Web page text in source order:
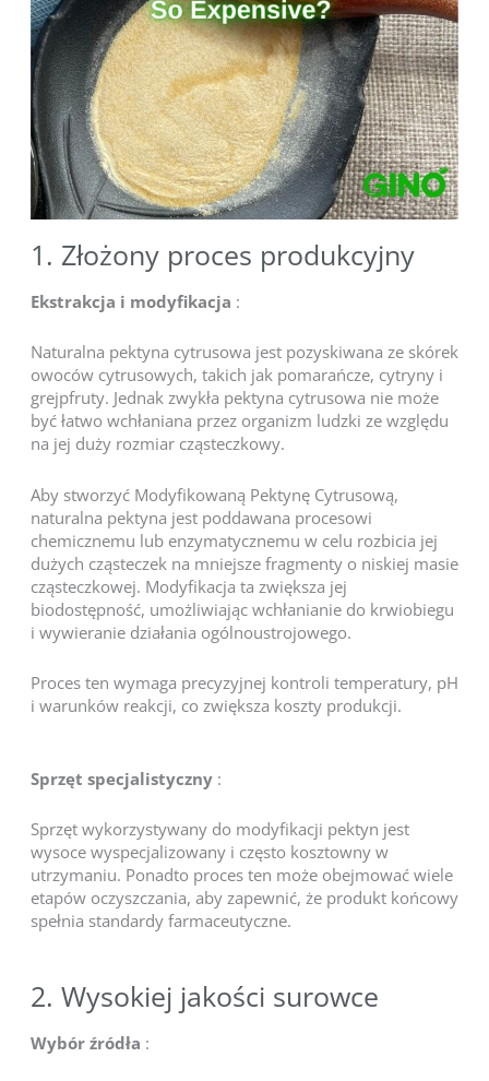
1. Złożony proces produkcyjny
Ekstrakcja i modyfikacja :
Naturalna pektyna cytrusowa jest pozyskiwana ze skórek
owoców cytrusowych, takich jak pomarańcze, cytryny i
grejpfruty. Jednak zwykła pektyna cytrusowa nie może
być łatwo wchłaniana przez organizm ludzki ze względu
na jej duży rozmiar cząsteczkowy.
Aby stworzyć Modyfikowaną Pektynę Cytrusową,
naturalna pektyna jest poddawana procesowi
chemicznemu lub enzymatycznemu w celu rozbicia jej
dużych cząsteczek na mniejsze fragmenty o niskiej masie
cząsteczkowej. Modyfikacja ta zwiększa jej
biodostępność, umożliwiając wchłanianie do krwiobiegu
i wywieranie działania ogólnoustrojowego.
Proces ten wymaga precyzyjnej kontroli temperatury, pH
i warunków reakcji, co zwiększa koszty produkcji.
Sprzęt specjalistyczny :
Sprzęt wykorzystywany do modyfikacji pektyn jest
wysoce wyspecjalizowany i często kosztowny w
utrzymaniu. Ponadto proces ten może obejmować wiele
etapów oczyszczania, aby zapewnić, że produkt końcowy
spełnia standardy farmaceutyczne.
2. Wysokiej jakości surowce
Wybór źródła :